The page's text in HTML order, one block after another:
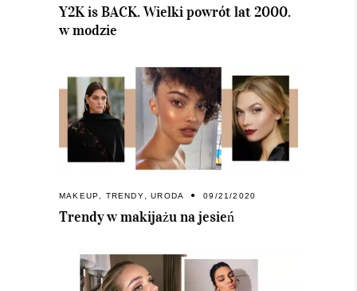
Y2K is BACK. Wielki powrót lat 2000.
w modzie
MAKEUP, TRENDY,URODA 09/21/2020
Trendy w makijażu na jesień